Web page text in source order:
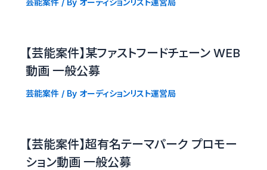
芸能案件/ By オーディションリスト運営局
【芸能案件】某ファストフードチェーン WEB
動画 一般公募
芸能案件/ By オーディションリスト運営局
【芸能案件】超有名テーマパーク プロモー
ション動画 一般公募